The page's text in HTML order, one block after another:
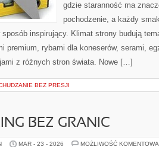
gdzie staranność ma
pochodzenie, a każdy
sposób inspirujący. Klimat strony budują
premium, rybami dla koneserów, serami,
z różnych stron świata. Nowe […]
BEZ PRESJI
BEZ GRANIC
MAR - 23 - 2026 MOŻLIWOŚĆ